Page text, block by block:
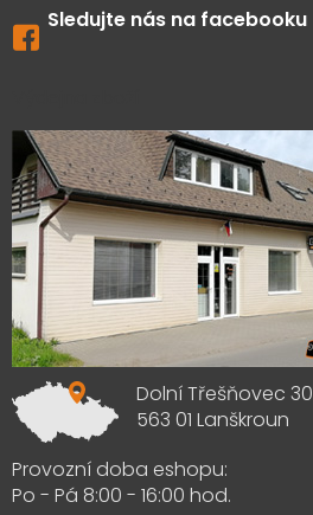
Sledujte nás na facebooku
Dolní Třešňovec 30
563 01 Lanškroun
Provozní doba eshopu:
Po - Pá 8:00 - 16:00 hod.